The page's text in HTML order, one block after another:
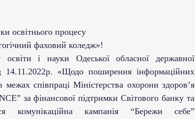
освіти Співпраця зі стейкхолдерами
студентів та викладачів
освітнього процесу
фаховий коледж»!
14.11.2022р. «Щодо поширення інформаційних
співпраці Міністерства охорони здоров’я
за фінансової підтримки Світового банку та
комунікаційна кампанія “Бережи себе”